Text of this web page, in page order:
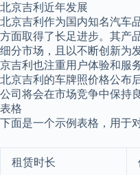
北京吉利近年发展
北京吉利作为国内知名汽车
方面取得了长足进步。其产
细分市场，且以不断创新为
京吉利也注重用户体验和服
北京吉利的车牌照价格公布
公司将会在市场竞争中保持
表格
下面是一个示例表格，用于
租赁时长